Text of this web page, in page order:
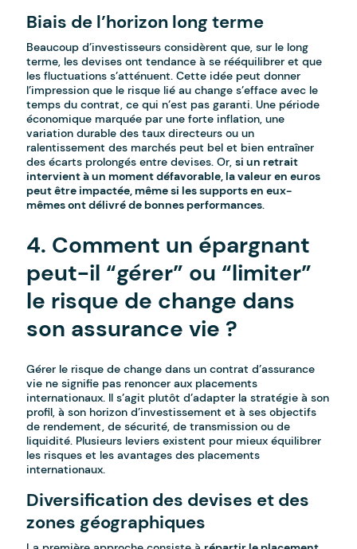
Biais de l’horizon long terme
Beaucoup d’investisseurs considèrent que, sur le long
terme, les devises ont tendance à se rééquilibrer et que
les fluctuations s’atténuent. Cette idée peut donner
l’impression que le risque lié au change s’efface avec le
temps du contrat, ce qui n’est pas garanti. Une période
économique marquée par une forte inflation, une
variation durable des taux directeurs ou un
ralentissement des marchés peut bel et bien entraîner
des écarts prolongés entre devises. Or,si un retrait
intervient à un moment défavorable, la valeur en euros
peut être impactée, même si les supports en eux-
mêmes ont délivré de bonnes performances.
4. Comment un épargnant
peut-il “gérer” ou “limiter”
le risque de change dans
son assurance vie ?
Gérer le risque de change dans un contrat d’assurance
vie ne signifie pas renoncer aux placements
internationaux. Il s’agit plutôt d’adapter la stratégie à son
profil, à son horizon d’investissement et à ses objectifs
de rendement, de sécurité, de transmission ou de
liquidité. Plusieurs leviers existent pour mieux équilibrer
les risques et les avantages des placements
internationaux.
Diversification des devises et des
zones géographiques